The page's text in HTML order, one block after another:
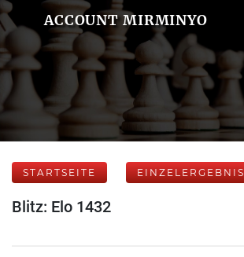
ACCOUNT MIRMINYO
STARTSEITE
Blitz: Elo 1432